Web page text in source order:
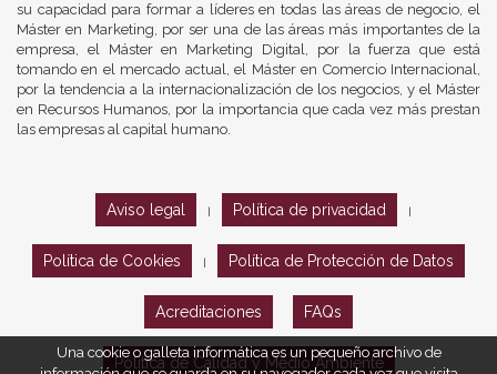
su capacidad para formar a líderes en todas las áreas de negocio, el
Máster en Marketing, por ser una de las áreas más importantes de la
empresa, el Máster en Marketing Digital, por la fuerza que está
tomando en el mercado actual, el Máster en Comercio Internacional,
por la tendencia a la internacionalización de los negocios, y el Máster
en Recursos Humanos, por la importancia que cada vez más prestan
las empresas al capital humano.
Aviso legal Política de privacidad
Política de Cookies Política de Protección de Datos
Acreditaciones FAQs
Política de Calidad y Medio Ambiente
Una cookie o galleta informática es un pequeño archivo de